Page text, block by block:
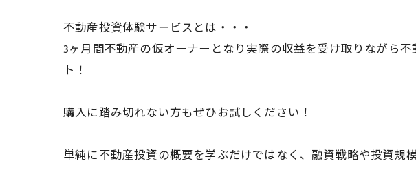
不動産投資体験サービスとは・・・
3ヶ月間不動産の仮オーナーとなり実際の収益を受け取りながら
ト！
購入に踏み切れない方もぜひお試しください！
単純に不動産投資の概要を学ぶだけではなく、融資戦略や投資規